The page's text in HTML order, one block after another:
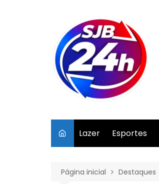
Lazer Esportes
Página inicial Destaques